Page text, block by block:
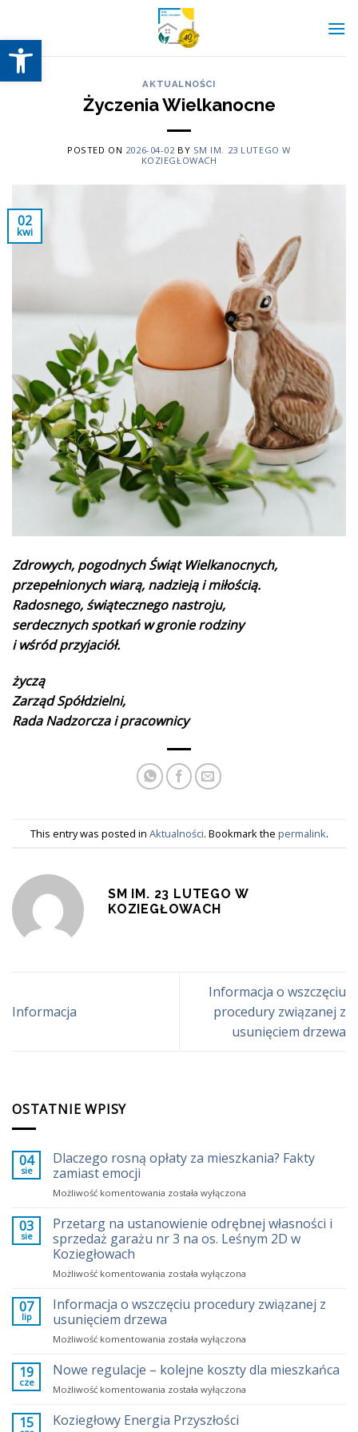
Otwórz pasek narzędzi
content
AKTUALNOŚCI
Życzenia Wielkanocne
POSTED ON 2026-04-02 BY SM IM. 23 LUTEGO W
KOZIEGŁOWACH
02
kwi
Zdrowych, pogodnych Świąt Wielkanocnych,
przepełnionych wiarą, nadzieją i miłością.
Radosnego, świątecznego nastroju,
serdecznych spotkań w gronie rodziny
i wśród przyjaciół.
życzą
Zarząd Spółdzielni,
Rada Nadzorcza i pracownicy
This entry was posted in Aktualności. Bookmark the permalink.
SM IM. 23 LUTEGO W
KOZIEGŁOWACH
Informacja
Informacja o wszczęciu
procedury związanej z
usunięciem drzewa
OSTATNIE WPISY
04
sie
Dlaczego rosną opłaty za mieszkania? Fakty
zamiast emocji
Możliwość komentowania Dlaczego
opłaty
za
mieszkania?
zamiast
została wyłączona
03
sie
Przetarg na ustanowienie odrębnej własności i
sprzedaż garażu nr 3 na os. Leśnym 2D w
Koziegłowach
Możliwość komentowania Przetarg
ustanowienie
odrębnej
i
garażu
3
os.
została wyłączona
07
lip
Informacja o wszczęciu procedury związanej z
usunięciem drzewa
Możliwość komentowania Informacja
wszczęciu
procedury
związanej
usunięciem
została wyłączona
19
cze
Nowe regulacje – kolejne koszty dla mieszkańca
Możliwość komentowania Nowe
–
kolejne
została wyłączona
15 Koziegłowy Energia Przyszłości